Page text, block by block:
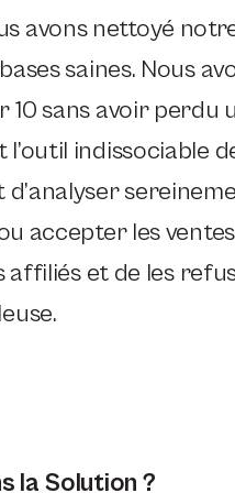
avons nettoyé
saines. Nous
sans avoir perdu
indissociable
accepter les
et de les
la Solution ?